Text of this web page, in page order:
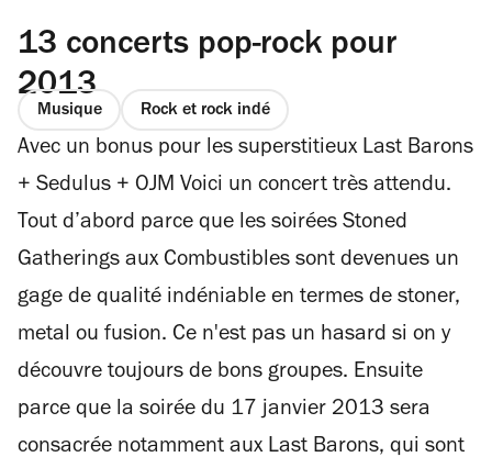
13 concerts pop-rock pour
2013
Musique Rock et rock indé
Avec un bonus pour les superstitieux Last Barons
+ Sedulus + OJM Voici un concert très attendu.
Tout d’abord parce que les soirées Stoned
Gatherings aux Combustibles sont devenues un
gage de qualité indéniable en termes de stoner,
metal ou fusion. Ce n'est pas un hasard si on y
découvre toujours de bons groupes. Ensuite
parce que la soirée du 17 janvier 2013 sera
consacrée notamment aux Last Barons, qui sont